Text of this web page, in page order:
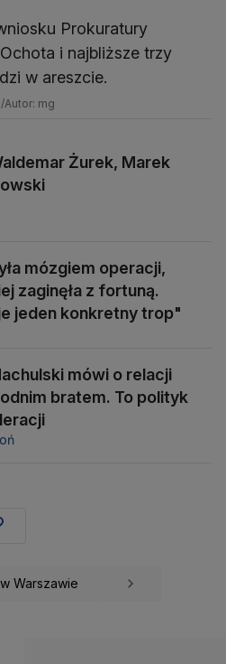
Prokuratury
i najbliższe trzy
w areszcie.
Autor: mg
Żurek, Marek
mózgiem operacji,
zaginęła z fortuną.
jeden konkretny trop"
mówi o relacji
bratem. To polityk
Warszawie